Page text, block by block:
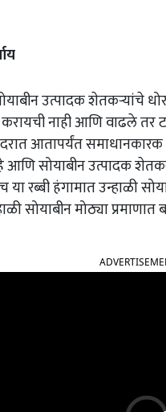
उत्पादक शेतकऱ्यांचे
नाही आणि वाढले तर
आतापर्यंत
सोयाबीन उत्पादक
रब्बी हंगामात उन्हाळी
सोयाबीन मोठ्या